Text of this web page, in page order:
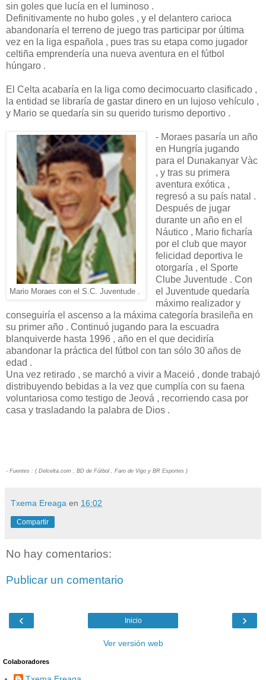
sin goles que lucía en el luminoso .
Definitivamente no hubo goles , y el delantero carioca
abandonaría el terreno de juego tras participar por última
vez en la liga española , pues tras su etapa como jugador
celtiña emprendería una nueva aventura en el fútbol
húngaro .
El Celta acabaría en la liga como decimocuarto clasificado ,
la entidad se libraría de gastar dinero en un lujoso vehículo ,
y Mario se quedaría sin su querido turismo deportivo .
Mario Moraes con el S.C. Juventude .
- Moraes pasaría un año
en Hungría jugando
para el Dunakanyar Vàc
, y tras su primera
aventura exótica ,
regresó a su país natal .
Después de jugar
durante un año en el
Náutico , Mario ficharía
por el club que mayor
felicidad deportiva le
otorgaría , el Sporte
Clube Juventude . Con
el Juventude quedaría
máximo realizador y
conseguiría el ascenso a la máxima categoría brasileña en
su primer año . Continuó jugando para la escuadra
blanquiverde hasta 1996 , año en el que decidiría
abandonar la práctica del fútbol con tan sólo 30 años de
edad .
Una vez retirado , se marchó a vivir a Maceió , donde trabajó
distribuyendo bebidas a la vez que cumplía con su faena
voluntariosa como testigo de Jeová , recorriendo casa por
casa y trasladando la palabra de Dios .
- Fuentes : ( Delcelta.com , BD de Fútbol , Faro de Vigo y BR Esportes )
Txema Ereaga en 16:02
Compartir
No hay comentarios:
Publicar un comentario
‹ ›
Inicio
Ver versión web
Colaboradores